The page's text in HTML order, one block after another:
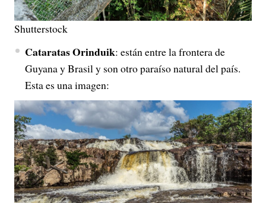
Shutterstock
Cataratas Orinduik: están entre la frontera de
Guyana y Brasil y son otro paraíso natural del país.
Esta es una imagen: